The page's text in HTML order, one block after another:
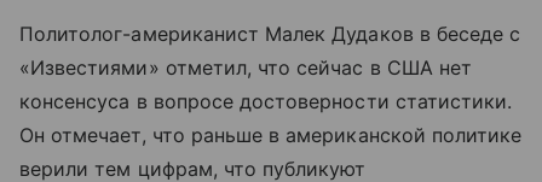
Политолог-американист Малек Дудаков в беседе с
«Известиями» отметил, что сейчас в США нет
консенсуса в вопросе достоверности статистики.
Он отмечает, что раньше в американской политике
верили тем цифрам, что публикуют